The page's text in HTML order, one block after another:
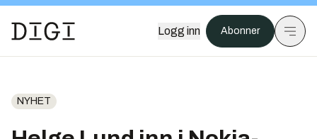
Logg inn Abonner
NYHET